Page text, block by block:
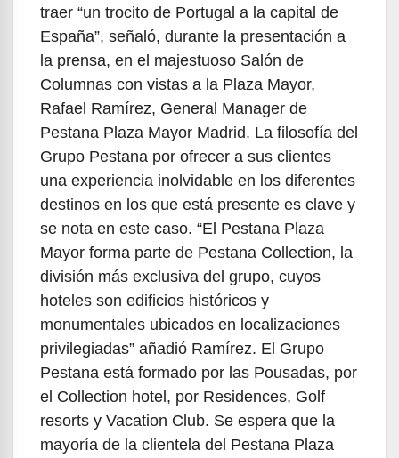
traer “un trocito de Portugal a la capital de
España”, señaló, durante la presentación a
la prensa, en el majestuoso Salón de
Columnas con vistas a la Plaza Mayor,
Rafael Ramírez, General Manager de
Pestana Plaza Mayor Madrid. La filosofía del
Grupo Pestana por ofrecer a sus clientes
una experiencia inolvidable en los diferentes
destinos en los que está presente es clave y
se nota en este caso. “El Pestana Plaza
Mayor forma parte de Pestana Collection, la
división más exclusiva del grupo, cuyos
hoteles son edificios históricos y
monumentales ubicados en localizaciones
privilegiadas” añadió Ramírez. El Grupo
Pestana está formado por las Pousadas, por
el Collection hotel, por Residences, Golf
resorts y Vacation Club. Se espera que la
mayoría de la clientela del Pestana Plaza